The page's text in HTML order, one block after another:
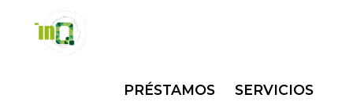
PRÉSTAMOS SERVICIOS